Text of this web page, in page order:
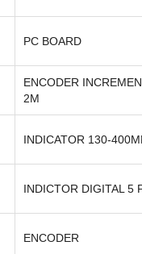
PC BOARD
ENCODER
2M
INDICATOR 130-
INDICTOR DIGITAL 5
ENCODER